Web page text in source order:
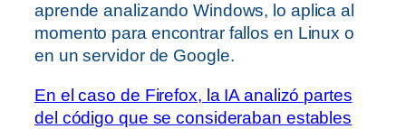
aprende analizando Windows, lo aplica al
momento para encontrar fallos en Linux o
en un servidor de Google.
En el caso de Firefox, la IA analizó partes
del código que se consideraban estables